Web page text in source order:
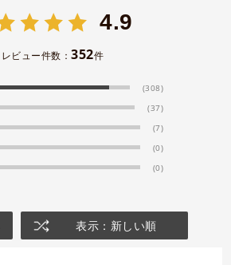
4.9
レビュー件数：352件
(308)
(37)
(7)
(0)
(0)
表示：新しい順